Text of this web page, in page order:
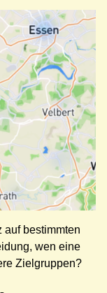
auf bestimmten
wen eine
Zielgruppen?